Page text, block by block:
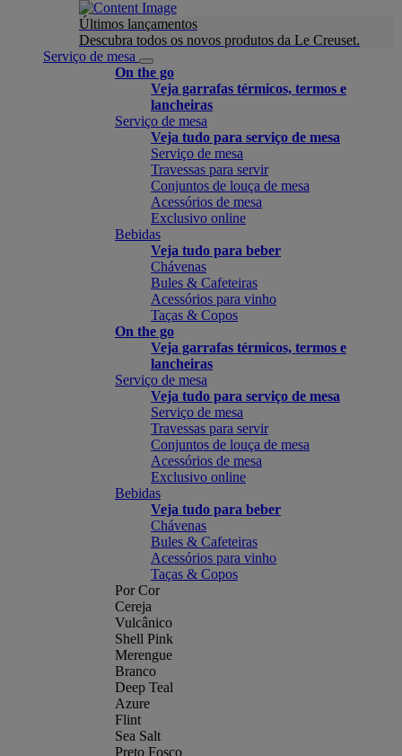
Últimos lançamentos
Descubra todos os novos produtos da Le Creuset.
Serviço de mesa
On the go
Veja garrafas térmicos, termos e
lancheiras
Serviço de mesa
Veja tudo para serviço de mesa
Serviço de mesa
Travessas para servir
Conjuntos de louça de mesa
Acessórios de mesa
Exclusivo online
Bebidas
Veja tudo para beber
Chávenas
Bules & Cafeteiras
Acessórios para vinho
Taças & Copos
On the go
Veja garrafas térmicos, termos e
lancheiras
Serviço de mesa
Veja tudo para serviço de mesa
Serviço de mesa
Travessas para servir
Conjuntos de louça de mesa
Acessórios de mesa
Exclusivo online
Bebidas
Veja tudo para beber
Chávenas
Bules & Cafeteiras
Acessórios para vinho
Taças & Copos
Por Cor
Cereja
Vulcânico
Shell Pink
Merengue
Branco
Deep Teal
Azure
Flint
Sea Salt
Preto Fosco